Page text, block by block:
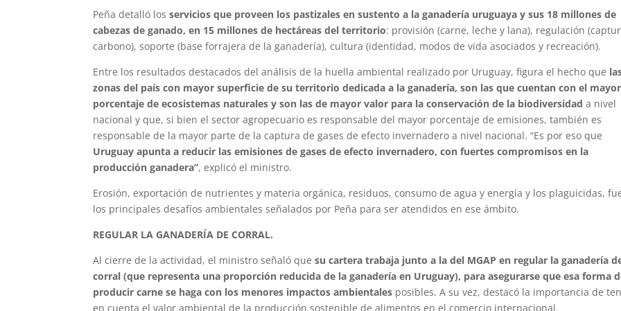
Peña detalló losservicios que proveen los pastizales en sustento a la ganadería uruguaya y sus 18 millones de
cabezas de ganado, en 15 millones de hectáreas del territorio: provisión (carne, leche y lana), regulación
carbono), soporte (base forrajera de la ganadería), cultura (identidad, modos de vida asociados y recreación).
Entre los resultados destacados del análisis de la huella ambiental realizado por Uruguay, figura el hecho que
zonas del país con mayor superficie de su territorio dedicada a la ganadería, son las que cuentan con el mayor
porcentaje de ecosistemas naturales y son las de mayor valor para la conservación de la biodiversidad a nivel
nacional y que, si bien el sector agropecuario es responsable del mayor porcentaje de emisiones, también es
responsable de la mayor parte de la captura de gases de efecto invernadero a nivel nacional. “Es por eso que
Uruguay apunta a reducir las emisiones de gases de efecto invernadero, con fuertes compromisos en la
producción ganadera”, explicó el ministro.
Erosión, exportación de nutrientes y materia orgánica, residuos, consumo de agua y energía y los plaguicidas,
los principales desafíos ambientales señalados por Peña para ser atendidos en ese ámbito.
REGULAR LA GANADERÍA DE CORRAL.
Al cierre de la actividad, el ministro señaló quesu cartera trabaja junto a la del MGAP en regular la ganadería
corral (que representa una proporción reducida de la ganadería en Uruguay), para asegurarse que esa forma
producir carne se haga con los menores impactos ambientales posibles. A su vez, destacó la importancia de
en cuenta el valor ambiental de la producción sostenible de alimentos en el comercio internacional.